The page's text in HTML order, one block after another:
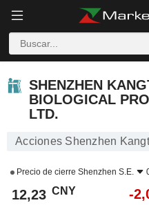
SHENZHEN
BIOLOGICAL
LTD.
Acciones Shenzhen
Precio de cierre Shenzhen S.E.
12,23 CNY -